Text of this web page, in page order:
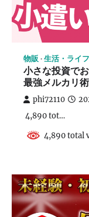
物販 生活・ライフ
小さな投資で
最強メルカリ術
phi72110
4,890 tot…
4,890 total